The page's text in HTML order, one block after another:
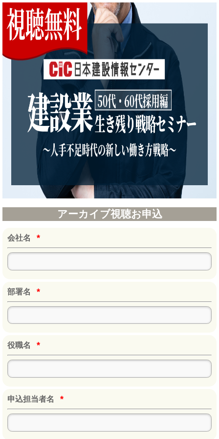
アーカイブ視聴お申込
会社名 *
部署名 *
役職名 *
申込担当者名 *